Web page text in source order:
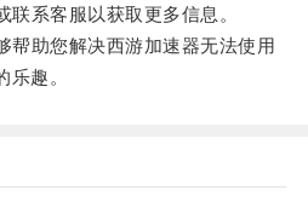
系客服以获取更多信息。
助您解决西游加速器无法使用
趣。